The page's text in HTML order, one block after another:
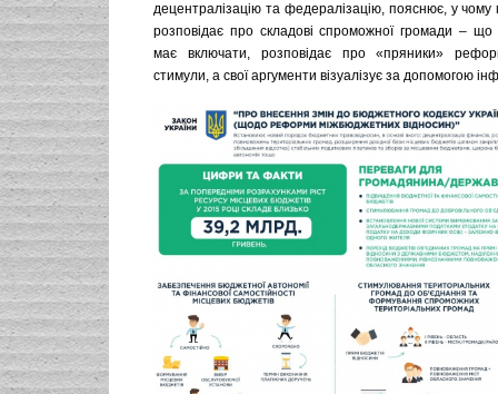
децентралізацію та федералізацію, пояснює, у чому
розповідає про складові спроможної громади – що
має включати, розповідає про «пряники»
стимули, а свої аргументи візуалізує за допомогою